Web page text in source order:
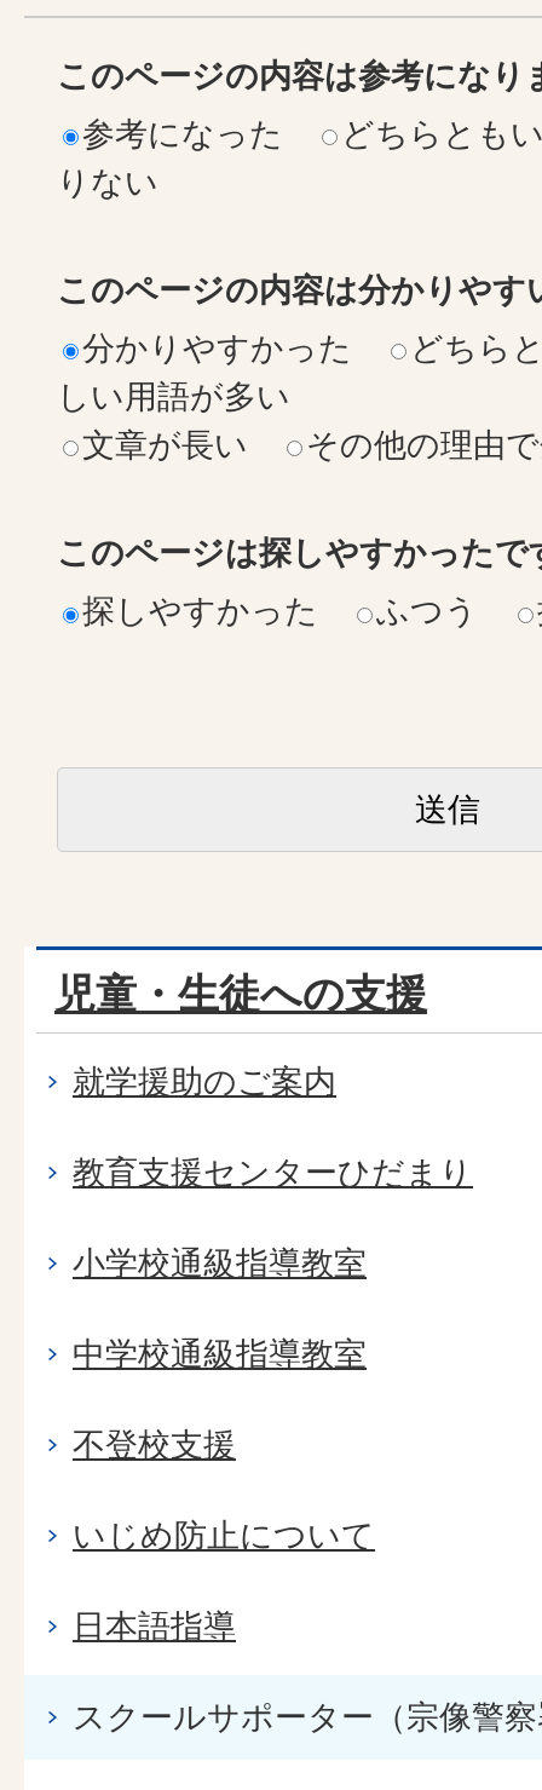
このページの内容は参考になり
参考になった
どちらとも
りない
このページの内容は分かりやす
分かりやすかった
どちら
しい用語が多い
文章が長い
その他の理由
このページは探しやすかったで
探しやすかった
ふつう
児童・生徒への支援
就学援助のご案内
教育支援センターひだまり
小学校通級指導教室
中学校通級指導教室
不登校支援
いじめ防止について
日本語指導
スクールサポーター（宗像警